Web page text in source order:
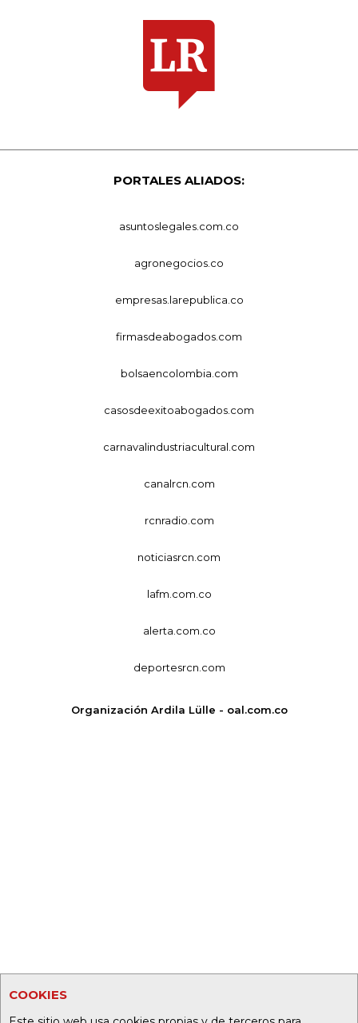
COOKIES
PORTALES ALIADOS:
asuntoslegales.com.co
agronegocios.co
empresas.larepublica.co
firmasdeabogados.com
bolsaencolombia.com
casosdeexitoabogados.com
carnavalindustriacultural.com
canalrcn.com
rcnradio.com
noticiasrcn.com
lafm.com.co
alerta.com.co
deportesrcn.com
Organización Ardila Lülle - oal.com.co